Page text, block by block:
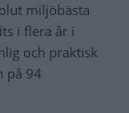
miljöbästa
i flera år i
och praktisk
på 94